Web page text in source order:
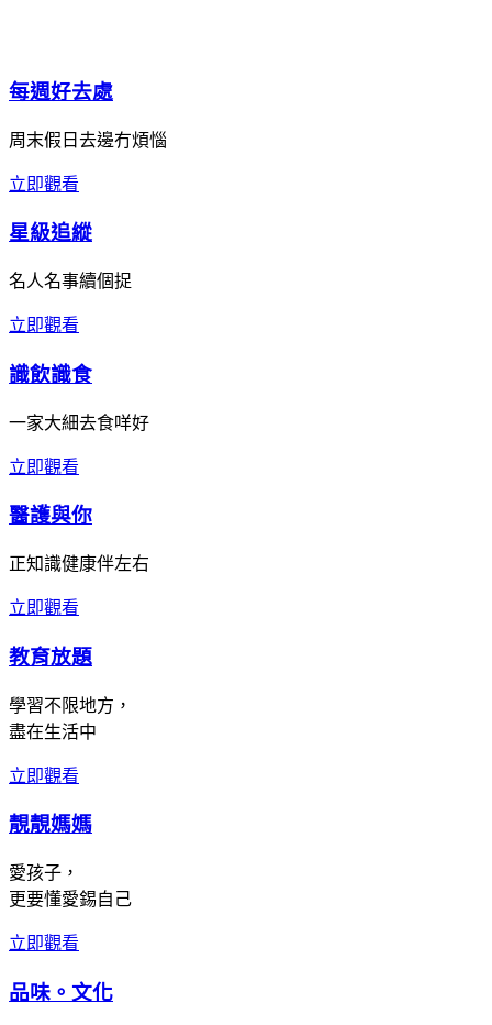
每週好去處
周末假日去邊冇煩惱
立即觀看
星級追縱
名人名事續個捉
立即觀看
識飲識食
一家大細去食咩好
立即觀看
醫護與你
正知識健康伴左右
立即觀看
教育放題
學習不限地方，
盡在生活中
立即觀看
靚靚媽媽
愛孩子，
更要懂愛錫自己
立即觀看
品味。文化